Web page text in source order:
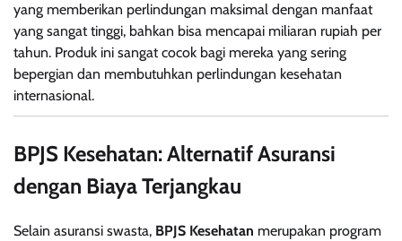
yang memberikan perlindungan maksimal dengan manfaat
yang sangat tinggi, bahkan bisa mencapai miliaran rupiah per
tahun. Produk ini sangat cocok bagi mereka yang sering
bepergian dan membutuhkan perlindungan kesehatan
internasional.
BPJS Kesehatan: Alternatif Asuransi
dengan Biaya Terjangkau
Selain asuransi swasta, BPJS Kesehatan merupakan program